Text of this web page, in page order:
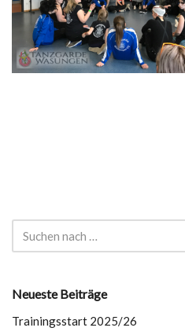
Neueste Beiträge
Trainingsstart 2025/26